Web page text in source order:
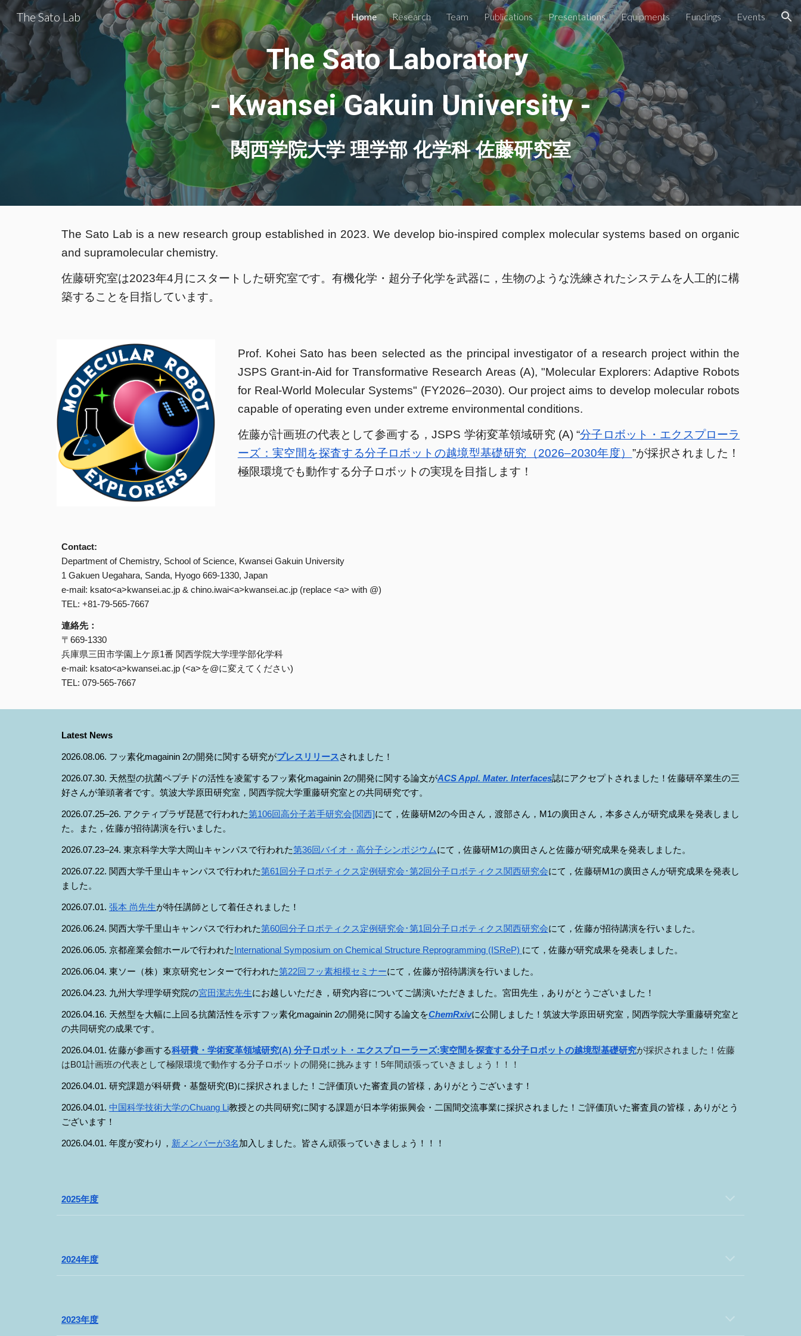
Skip to main content Skip to navigation
The Sato Lab Home Research Team Publications Presentations Equipments Fundings Events
The Sato Laboratory
- Kwansei Gakuin University -
関西学院大学 理学部 化学科佐藤研究室
The Sato Lab is a new research group established in 2023. We develop bio-inspired complex molecular systems based on organic
and supramolecular chemistry.
佐藤研究室は2023年4月にスタートした研究室です。 有機化学・超分子化学を武器に，生物のような洗練されたシステムを人工的に構
築することを目指しています。
Prof. Kohei Sato has been selected as the principal investigator of a research project within the
JSPS Grant-in-Aid for Transformative Research Areas (A), "Molecular Explorers: Adaptive Robots
for Real-World Molecular Systems" (FY2026–2030). Our project aims to develop molecular robots
capable of operating even under extreme environmental conditions.
佐藤が計画班の代表として参画する，JSPS 学術変革領域研究 (A) “分子ロボット・エクスプローラ
ーズ：実空間を探査する分子ロボットの越境型基礎研究（2026–2030年度） ”が採択されました！
極限環境でも動作する分子ロボットの実現を目指します！
Contact:
Department of Chemistry, School of Science, Kwansei Gakuin University
1 Gakuen Uegahara, Sanda, Hyogo 669-1330, Japan
e-mail: ksato<a>kwansei.ac.jp & chino.iwai<a>kwansei.ac.jp (replace <a> with @)
TEL: +81-79-565-7667
連絡先：
〒669-1330
兵庫県三田市学園上ケ原1番 関西学院大学理学部化学科
e-mail: ksato<a>kwansei.ac.jp (<a>を@に変えてください)
TEL: 079-565-7667
Latest News
2026.08.06. フッ素化magainin 2の開発に関する研究がプレスリリースされました！
2026.07.30. 天然型の抗菌ペプチドの活性を凌駕するフッ素化magainin 2の開発に関する論文がACS Appl. Mater. Interfaces誌にアクセプトされました！佐藤研卒業生の三
好さんが筆頭著者です。 筑波大学原田研究室，関西学院大学重藤研究室との共同研究です。
2026.07.25–26. アクティプラザ琵琶で行われた第106回高分子若手研究会[関西]にて，佐藤研M 2の今田 さん， 渡部さん，M 1の廣田 さん，本多さんが研究成果を発表しまし
た。また，佐藤が招待講演を行いました。
2026.07.23–24. 東京科学大学大岡山キャンパスで行われた第36回バイオ・高分子シンポジウムにて，佐藤研M1の廣田さんと佐藤が研究成果を発表しました。
2026.07.22. 関西大学千里山キャンパスで行われた第61 回分子ロボティクス定例研究会･第2回分子ロボティクス関西研究会にて，佐藤研M1の廣田 さんが研究成果を発表し
ました。
2026.07.01. 張本 尚先生が特任講師として着任されました！
2026.06.24. 関西大学千里山キャンパスで行われた第60回分子ロボティクス定例研究会･第1回分子ロボティクス関西研究会にて，佐藤が招待講演を行いました。
2026.06.05. 京都産業会館ホールで行われた International Symposium on Chemical Structure Reprogramming (ISReP) にて，佐藤が研究成果を発表しました。
2026.06.04. 東ソー（株）東京研究センターで行われた第22回フッ素相模セミナーにて，佐藤が招待講演を行いました。
2026.04.23. 九州大学理学研究院の宮田潔志先生にお越しいただき，研究内容についてご講演いただきました。宮田先生，ありがとうございました！
2026.04.16. 天然型を大幅に上回る抗菌活性を示すフッ素化magainin 2の開発に関する論文をChemRxivに公開しました！筑波大学原田研究室，関西学院大学重藤研究室と
の共同研究の成果です。
2026.04.01. 佐藤が参画する科研費・学術変革領域研究(A) 分子ロボット・エクスプローラーズ:実空間を探査する分子ロボットの越境型基礎研究が採択されました！佐藤
はB01計画班の代表として極限環境で動作する分子ロボットの開発に挑みます！5年間頑張っていきましょう！！！
2026.04.01. 研究課題が科研費・基盤研究(B)に採択されました！ご評価頂いた審査員の皆様，ありがとうございます！
2026.04.01. 中国科学技術大学のChuang L i教授との共同研究に関する課題が日本学術振興会 ・ 二国間交流事業に採択されました！ご評価頂いた審査員の皆様，ありがとう
ございます！
2026.04.01. 年度が変わり， 新メンバーが3名加入しました。皆さん頑張っていきましょう！！！
2025年度
2024年度
2023年度